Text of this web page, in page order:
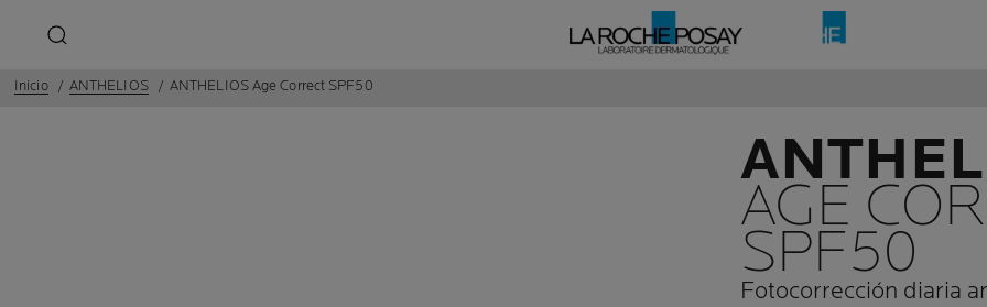
Inicio ANTHELIOS ANTHELIOS Age Correct SPF50
AGE
SPF50
Fotocorrección diaria